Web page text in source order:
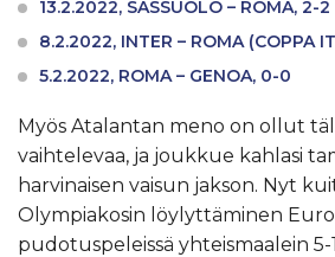
13.2.2022, SASSUOLO – ROMA, 2-2
8.2.2022, INTER – ROMA (COPPA
5.2.2022, ROMA – GENOA, 0-0
Myös Atalantan meno on ollut
vaihtelevaa, ja joukkue kahlasi
harvinaisen vaisun jakson. Nyt
Olympiakosin löylyttäminen
pudotuspeleissä yhteismaalein 5-